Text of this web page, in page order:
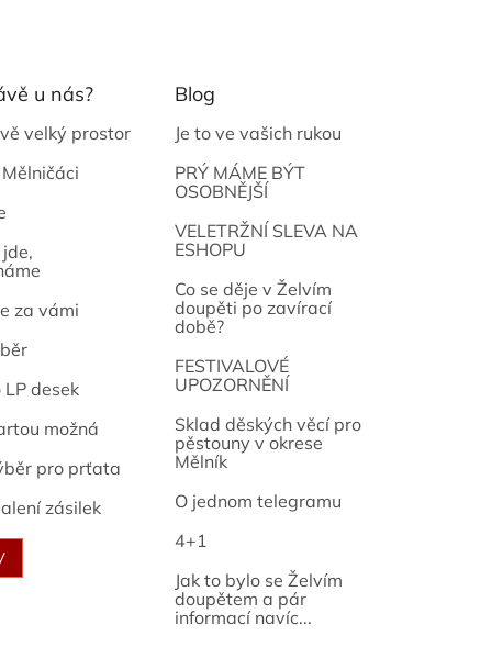
u nás?
velký prostor
za vámi
desek
možná
pro prťata
zásilek
Blog
Je to ve vašich rukou
PRÝ MÁME BÝT
OSOBNĚJŠÍ
VELETRŽNÍ SLEVA NA
ESHOPU
Co se děje v Želvím
doupěti po zavírací
době?
FESTIVALOVÉ
UPOZORNĚNÍ
Sklad děských věcí pro
pěstouny v okrese
Mělník
O jednom telegramu
4+1
Jak to bylo se Želvím
doupětem a pár
informací navíc...